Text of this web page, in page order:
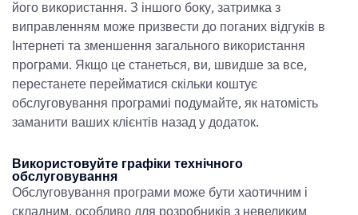
його використання. З іншого боку, затримка з
виправленням може призвести до поганих відгуків в
Інтернеті та зменшення загального використання
програми. Якщо це станеться, ви, швидше за все,
перестанете перейматися скільки коштує
обслуговування програмиі подумайте, як натомість
заманити ваших клієнтів назад у додаток.
Використовуйте графіки технічного
обслуговування
Обслуговування програми може бути хаотичним і